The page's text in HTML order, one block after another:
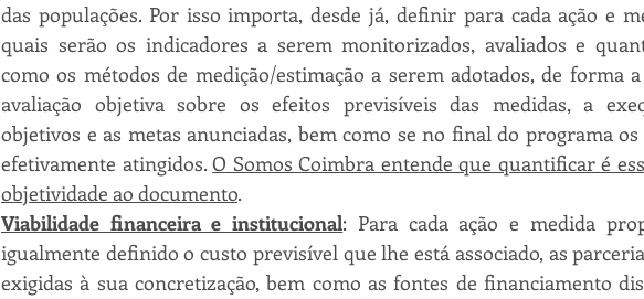
das populações. Por isso importa, desde já, definir para cada ação e
quais serão os indicadores a serem monitorizados, avaliados e
como os métodos de medição/estimação a serem adotados, de forma
avaliação objetiva sobre os efeitos previsíveis das medidas, a
objetivos e as metas anunciadas, bem como se no final do programa
efetivamente atingidos. O Somos Coimbra entende que quantificar é
objetividade ao documento.
Viabilidade financeira e institucional: Para cada ação e medida
igualmente definido o custo previsível que lhe está associado, as
exigidas à sua concretização, bem como as fontes de financiamento